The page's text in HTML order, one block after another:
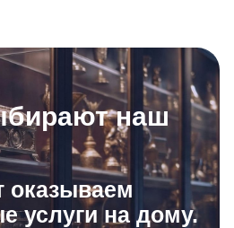
наш
оказываем
услуги на дому.